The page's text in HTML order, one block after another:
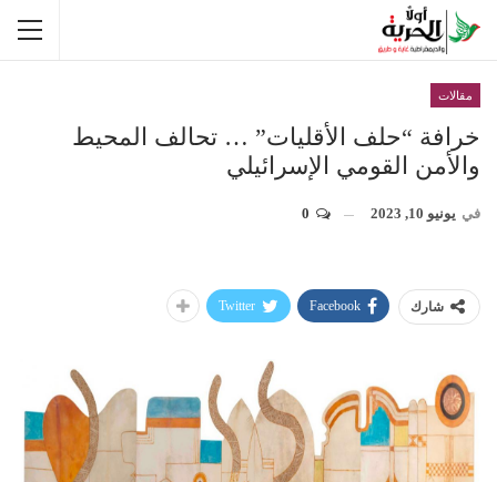
مقالات
خرافة “حلف الأقليات” … تحالف المحيط
والأمن القومي الإسرائيلي
في يونيو 10, 2023
شارك Facebook
Twitter